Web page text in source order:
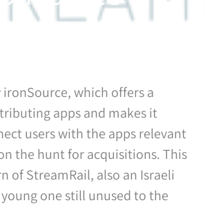
which offers a
apps and makes it
users with the apps relevant
the hunt for acquisitions. This
of StreamRail, also an Israeli
one still unused to the